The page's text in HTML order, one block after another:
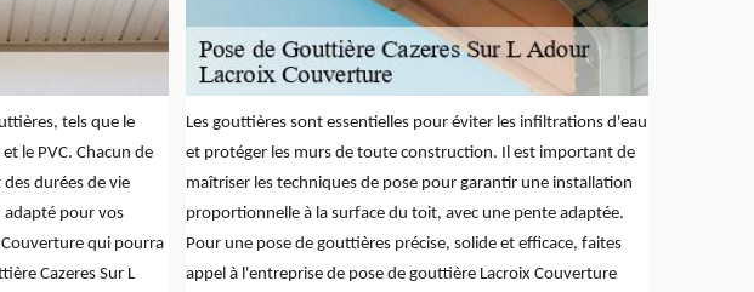
tels que le
le PVC. Chacun de
durées de vie
adapté pour vos
qui pourra
Cazeres Sur L
Les gouttières sont essentielles pour éviter les infiltrations d'eau
et protéger les murs de toute construction. Il est important de
maîtriser les techniques de pose pour garantir une installation
proportionnelle à la surface du toit, avec une pente adaptée.
Pour une pose de gouttières précise, solide et efficace, faites
appel à l'entreprise de pose de gouttière Lacroix Couverture